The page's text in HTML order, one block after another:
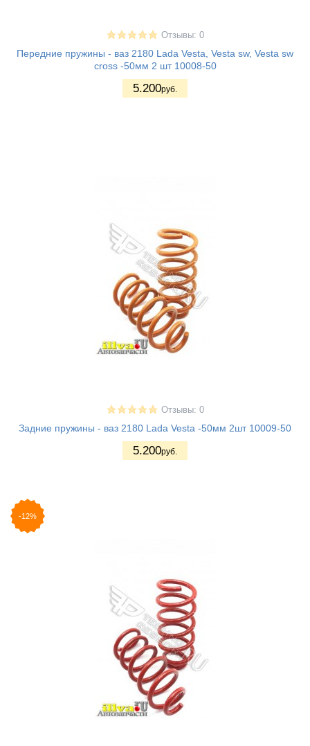
Отзывы: 0
Передние пружины - ваз 2180 Lada Vesta, Vesta sw, Vesta sw
cross -50мм 2 шт 10008-50
5.200руб.
Отзывы: 0
Задние пружины - ваз 2180 Lada Vesta -50мм 2шт 10009-50
5.200руб.
-12%